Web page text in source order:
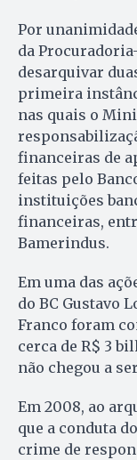
Por
da
desarquivar
primeira
nas quais o
financeiras de
feitas pelo
instituições
financeiras,
Bamerindus.
Em uma das
do BC Gustavo
Franco foram
cerca de R$ 3
não chegou a
Em 2008, ao
que a conduta
crime de